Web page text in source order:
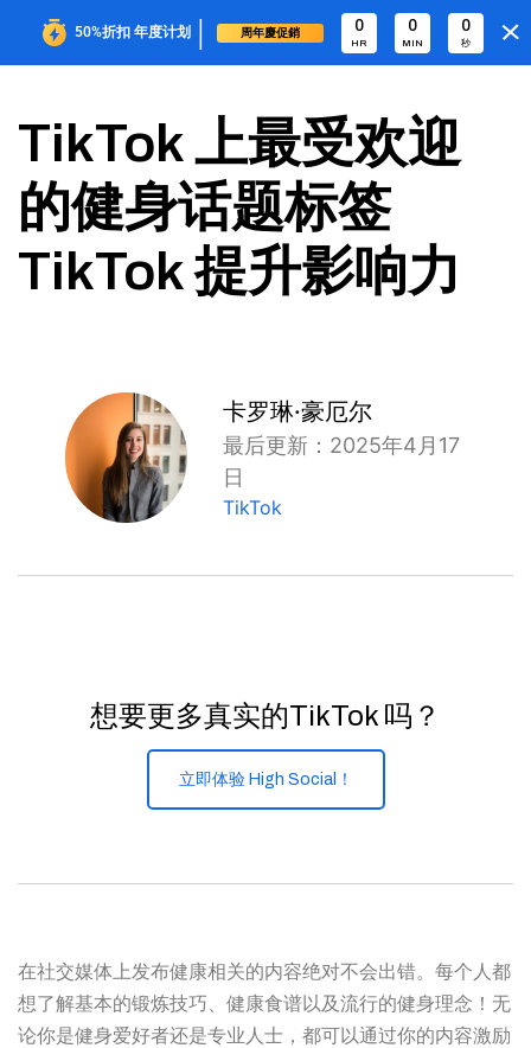
50%折扣 年度计划 | 周年慶促銷 0
HR
0
MIN
0
秒
TikTok 上最受欢迎
的健身话题标签
TikTok 提升影响力
卡罗琳·豪厄尔
最后更新：2025年4月17
日
TikTok
想要更多真实的TikTok 吗？
立即体验 High Social！
在社交媒体上发布健康相关的内容绝对不会出错。每个人都
想了解基本的锻炼技巧、健康食谱以及流行的健身理念！无
论你是健身爱好者还是专业人士，都可以通过你的内容激励